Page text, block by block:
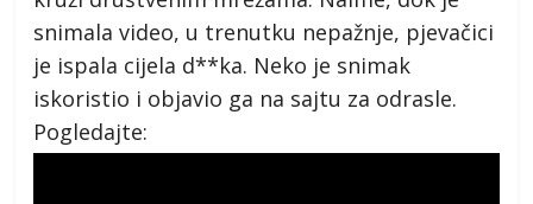
snimala video, u trenutku nepažnje, pjevačici
je ispala cijela d**ka. Neko je snimak
iskoristio i objavio ga na sajtu za odrasle.
Pogledajte: